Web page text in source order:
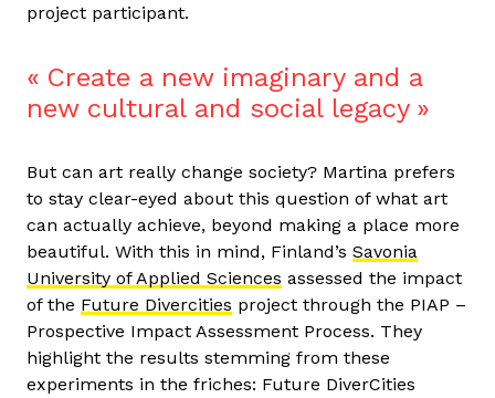
project participant.
Create a new imaginary and a
new cultural and social legacy
But can art really change society? Martina prefers
to stay clear-eyed about this question of what art
can actually achieve, beyond making a place more
beautiful. With this in mind, Finland’s Savonia
University of Applied Sciences assessed the impact
of the Future Divercities project through the PIAP –
Prospective Impact Assessment Process. They
highlight the results stemming from these
experiments in the friches: Future DiverCities